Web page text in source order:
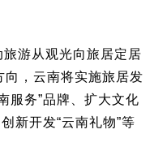
游从观光向旅居定居
，云南将实施旅居发
服务”品牌、扩大文化
新开发“云南礼物”等